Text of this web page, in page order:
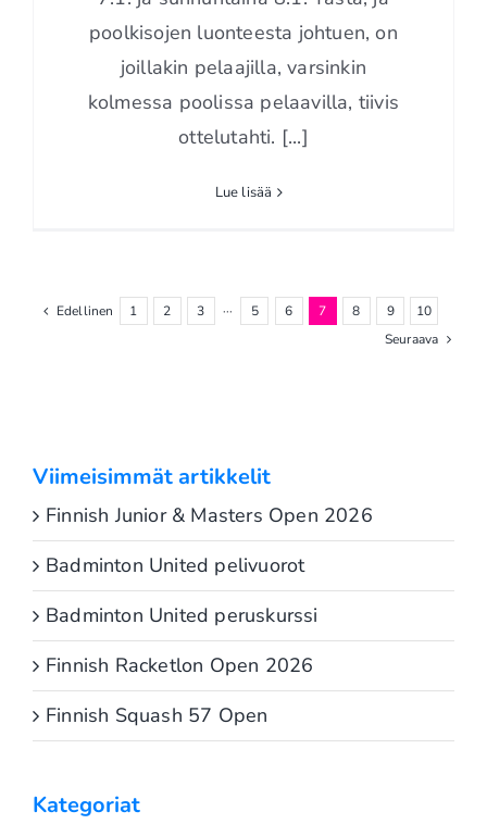
poolkisojen luonteesta johtuen, on
joillakin pelaajilla, varsinkin
kolmessa poolissa pelaavilla, tiivis
ottelutahti. [...]
Lue lisää
Edellinen 1 2 3 ··· 5 6 7 8 9
10
Seuraava
Viimeisimmät artikkelit
Finnish Junior & Masters Open 2026
Badminton United pelivuorot
Badminton United peruskurssi
Finnish Racketlon Open 2026
Finnish Squash 57 Open
Kategoriat